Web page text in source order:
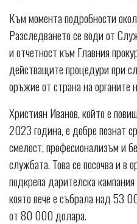
Към момента подробности
Разследването се води от
и отчетност към Главния
действащите процедури при
оръжие от страна на органите
Християн Иванов, който е
2023 година, е добре познат
смелост, професионализъм и
службата. Това се посочва и в
подкрепа дарителска
която вече е събрала над 53
от 80 000 долара.